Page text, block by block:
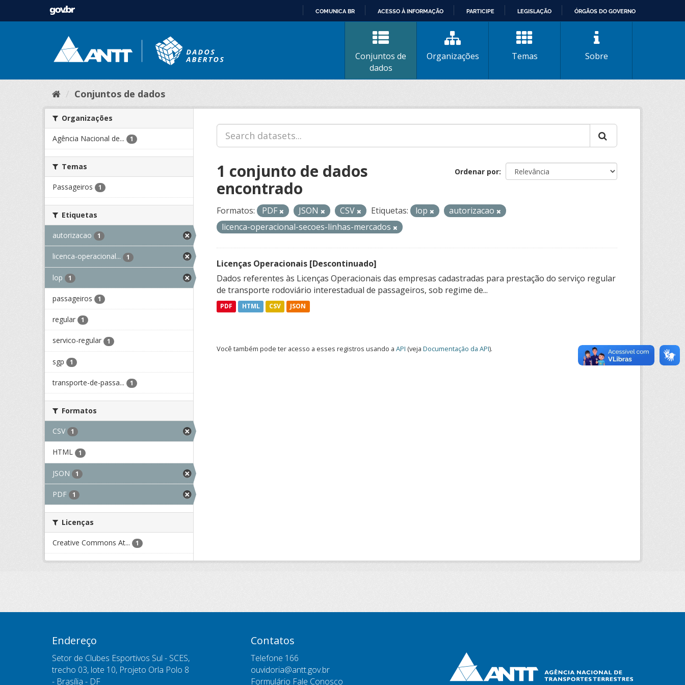
CONTEÚDO
COMUNICA BR ACESSO À INFORMAÇÃO PARTICIPE LEGISLAÇÃO ÓRGÃOS DO GOVERNO
Conjuntos de
dados
Organizações Temas Sobre
Conjuntos de dados
Organizações
Agência Nacional de... 1
Temas
Passageiros 1
Etiquetas
autorizacao 1
licenca-operacional... 1
lop 1
passageiros 1
regular 1
servico-regular 1
sgp 1
transporte-de-passa... 1
Formatos
CSV 1
HTML 1
JSON 1
PDF 1
Licenças
Creative Commons At... 1
Ordenar por
1 conjunto de dados
encontrado
Formatos: PDF JSON CSV Etiquetas: lop
autorizacao
licenca-operacional-secoes-linhas-mercados
Licenças Operacionais [Descontinuado]
Dados referentes às Licenças Operacionais das empresas cadastradas para prestação do serviço regular
de transporte rodoviário interestadual de passageiros, sob regime de...
PDF HTML CSV JSON
Você também pode ter acesso a esses registros usando a API (veja Documentação da API).
Endereço
Setor de Clubes Esportivos Sul - SCES,
trecho 03, lote 10, Projeto Orla Polo 8
- Brasília - DF
Contatos
Telefone 166
ouvidoria@antt.gov.br
Formulário Fale Conosco